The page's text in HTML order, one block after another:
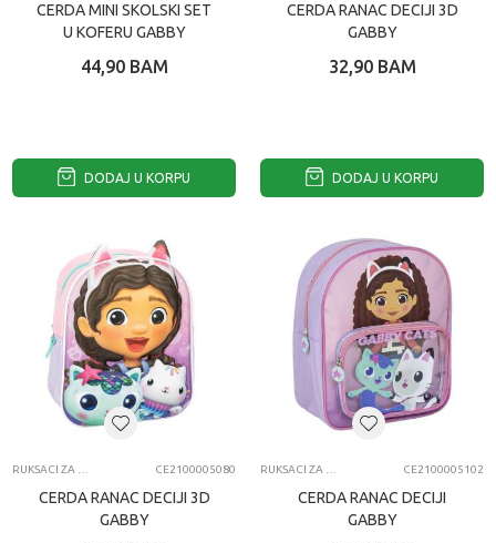
CERDA MINI SKOLSKI SET
U KOFERU GABBY
44,90 BAM
DODAJ U KORPU
CERDA RANAC DECIJI 3D
GABBY
32,90 BAM
DODAJ U KORPU
CE2100005080
CERDA RANAC DECIJI 3D
GABBY
CE2100005102
CERDA RANAC DECIJI
GABBY